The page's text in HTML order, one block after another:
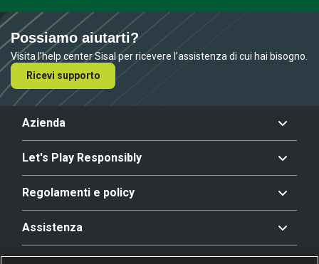
Possiamo aiutarti?
Visita l’help center Sisal per ricevere l’assistenza di cui hai bisogno.
Ricevi supporto
Azienda
Let's Play Responsibly
Regolamenti e policy
Assistenza